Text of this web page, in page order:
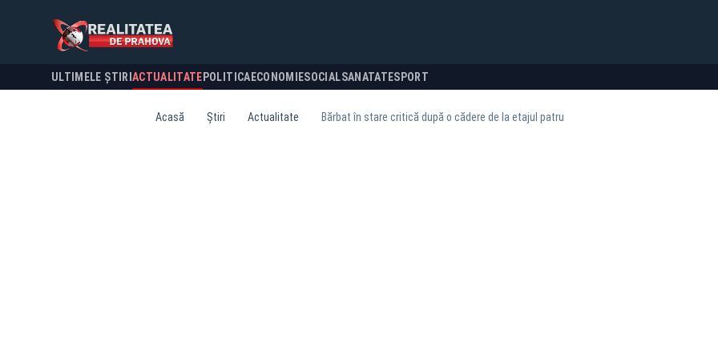
ULTIMELE ȘTIRI ACTUALITATE POLITICA ECONOMIESOCIALSANATATESPORT
Acasă Știri Actualitate Bărbat în stare critică după o cădere de la etajul patru